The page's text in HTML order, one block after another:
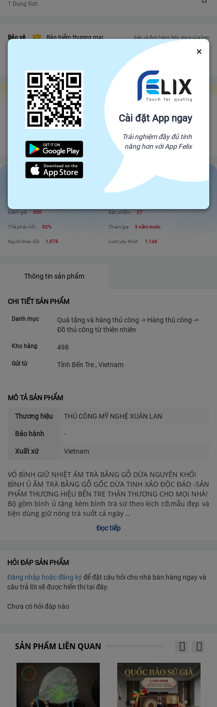
1 Dung tích
Bảo vệ Bảo hiểm thương mại bảo vệ đơn hàng felix.store của bạn
Gian hàng Felix Factories
HỘ KINH DOANH PHẠM THỊ XUÂN LAN - THỦ CÔNG MỸ NGHỆ
Đối tác trực tiếp của Felix, mang sản phẩm trực tiếp từ nhà sản xuất để đến
với người tiêu dùng. Giá cả cạnh tranh - Chất lượng tuyệt đối
HỘ KINH DOANH PHẠM THỊ XUÂN LAN - THỦ...
Xem shop
Đánh giá 500 Sản phẩm 27
Tỉ lệ phản hồi 82% Tham gia 3 năm trước
Người theo dõi 1,978 Lượt yêu thích 1,146
Thông tin sản phẩm
CHI TIẾT SẢN PHẨM
Danh mục
Quà tặng và hàng thủ công -> Hàng thủ công ->
Đồ thủ công từ thiên nhiên
Kho hàng 498
Gửi từ Tỉnh Bến Tre , Vietnam
MÔ TẢ SẢN PHẨM
Thương hiệu THỦ CÔNG MỸ NGHỆ XUÂN LAN
Bảo hành -
Xuất xứ Vietnam
VỎ BÌNH GIỮ NHIỆT ẤM TRÀ BẰNG GỖ DỪA NGUYÊN KHỐI
BÌNH Ủ ẤM TRÀ BẰNG GỖ GỐC DỪA TINH XẢO ĐỘC ĐÁO -SẢN
PHẨM THƯƠNG HIỆU BẾN TRE THÂN THƯƠNG CHO MỌI NHÀ!
Bộ gồm bình ủ tặng kèm bình trà sứ theo kích cỡ,mẫu đẹp và
tiện dùng giữ nóng trà suốt cả ngày …
Thích hợp làm quà tặng cho người thân yêu
Đi Tân gia,mừng khai trương…Đọc tiếp
HỎI ĐÁP SẢN PHẨM
Đăng nhập hoặc đăng kýđể đặt câu hỏi cho nhà bán hàng ngay và
câu trả lời sẽ được hiển thị tại đây.
Chưa có hỏi đáp nào
SẢN PHẨM LIÊN QUAN
×
Cài đặt App ngay
Trải nghiệm đầy đủ tính
năng hơn với App Felix